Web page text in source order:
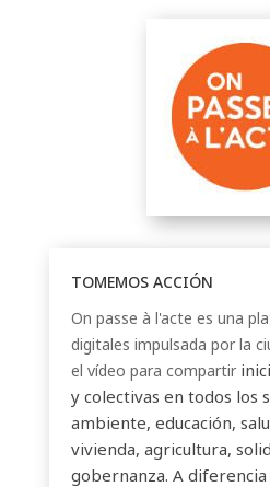
TOMEMOS ACCIÓN
On passe à l'acte es una
digitales impulsada por la
el vídeo para compartir
y colectivas en todos los
ambiente, educación,
vivienda, agricultura,
gobernanza. A